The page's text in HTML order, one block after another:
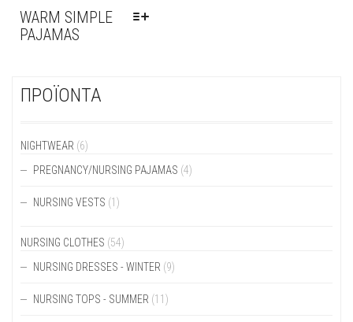
WARM SIMPLE
PAJAMAS
MULTIPLE
OPTIONS
PRODUCT
ΠΡΟΪΟΝΤΑ
NIGHTWEAR (6)
PREGNANCY/NURSING PAJAMAS (4)
NURSING VESTS (1)
NURSING CLOTHES (54)
NURSING DRESSES - WINTER (9)
NURSING TOPS - SUMMER (11)